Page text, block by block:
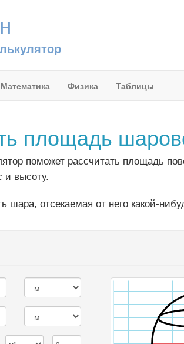
Математика Физика Таблицы
площадь
поможет рассчитать площадь
и высоту.
шара, отсекаемая от него какой-